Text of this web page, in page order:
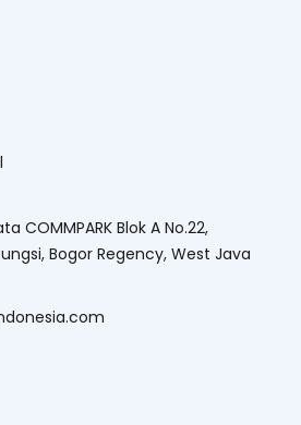
COMMPARK Blok A No.22,
Bogor Regency, West Java